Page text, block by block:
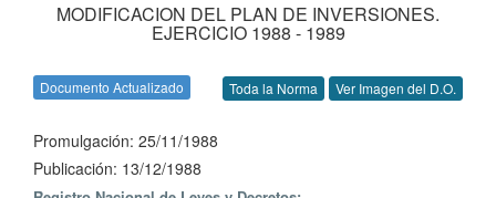
MODIFICACION DEL PLAN DE INVERSIONES.
EJERCICIO 1988 - 1989
Documento Actualizado Toda la Norma Ver Imagen del D.O.
Promulgación: 25/11/1988
Publicación: 13/12/1988